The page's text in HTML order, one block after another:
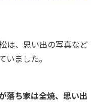
は、思い出の写真など
いました。
落ち家は全焼、思い出